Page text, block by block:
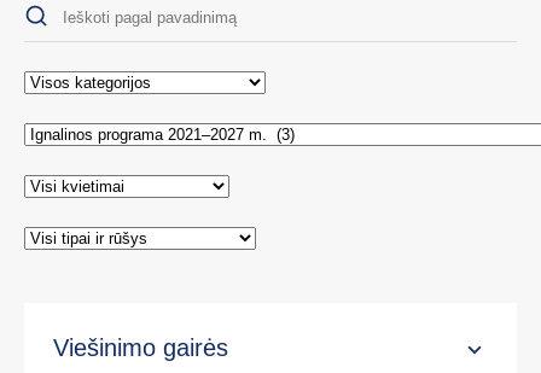
Viešinimo gairės